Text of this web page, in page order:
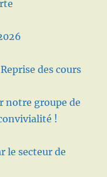
des cours
notre groupe de
!
le secteur de